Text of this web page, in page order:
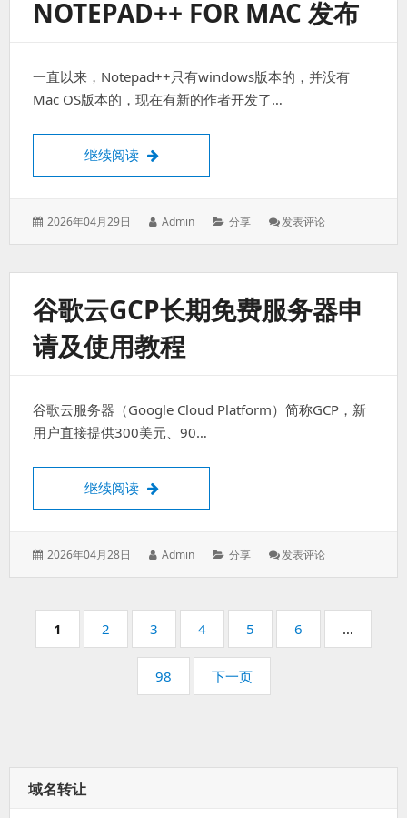
议
直
《履
书》
NOTEPAD++ FOR MAC 发布
一直以来，Notepad++只有windows版本的，并没有
Mac OS版本的，现在有新的作者开发了…
继续阅读 Notepad++ for Mac 发布
发
2026年04月29日
作
Admin
分
分享 发表评论: Notepad++
发
谷歌云GCP长期免费服务器申
请及使用教程
谷歌云服务器（Google Cloud Platform）简称GCP，新
用户直接提供300美元、90…
继续阅读 谷歌云GCP长期免费服务器申请及使用教程
发
2026年04月28日
作
Admin
分
分享 发表评论: 谷
页
码：
1
页
码：
2
页
码：
3
页
码：
4
页
码：
5
页
码：
6 …
页
码：
98 下一页
域名转让